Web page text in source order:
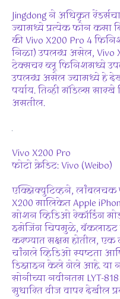
Jingdong ने अधिकृत
ज्यामध्ये प्रत्येक फोन
की Vivo X200 Pro 4
निळा) उपलब्ध असेल, Vivo
टेक्सचर ब्लू फिनिशमध्ये
उपलब्ध असेल ज्यामध्ये हे
पर्याय. तिन्ही मॉडेल्स
असतील.
Vivo X200 Pro
फोटो क्रेडिट: Vivo (Weibo)
एक्झिक्युटिव्हने, लांबलचक
X200 मालिकेत Apple
मोशन व्हिडिओ रेकॉर्डिंग
इमेजिंग चिपमुळे, बॅकलाइट
करण्यात सक्षम होतील,
चांगले व्हिडिओ स्पष्टता
डिझाइन केले गेले आहे. या
सोनीच्या नवीनतम LYT-
सुधारित वीज वापर देखील